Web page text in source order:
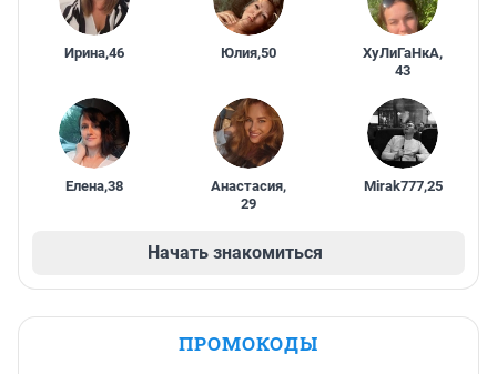
Ирина,46 Юлия,50 ХуЛиГаНкА,
43
Елена,38 Анастасия,
29
Mirak777,25
Начать знакомиться
ПРОМОКОДЫ